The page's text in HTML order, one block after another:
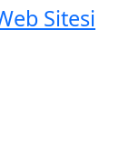
Sitesi